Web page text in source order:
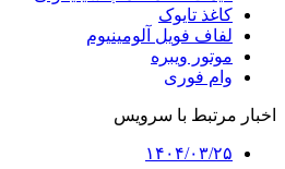
کاغذ تایوک
لفاف فویل آلومینیوم
موتور ویبره
وام فوری
اخبار مرتبط با سرویس
۱۴۰۴/۰۳/۲۵